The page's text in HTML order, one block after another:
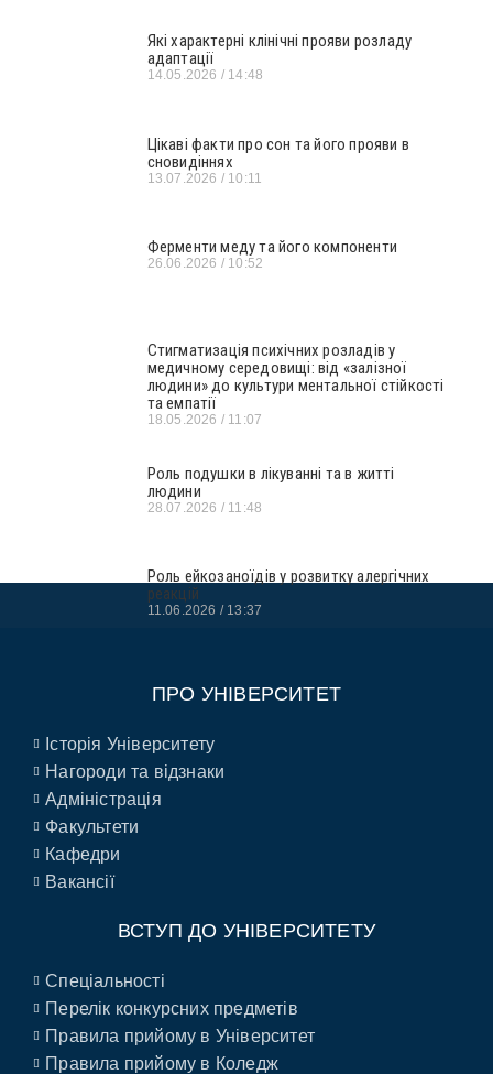
Які характерні клінічні прояви розладу
адаптації
14.05.2026 14:48
Цікаві факти про сон та його прояви в
сновидіннях
13.07.2026 10:11
Ферменти меду та його компоненти
26.06.2026 10:52
Стигматизація психічних розладів у
медичному середовищі: від «залізної
людини» до культури ментальної стійкості
та емпатії
18.05.2026 11:07
Роль подушки в лікуванні та в житті
людини
28.07.2026 11:48
Роль ейкозаноїдів у розвитку алергічних
реакцій
11.06.2026 13:37
ПРО УНІВЕРСИТЕТ
Історія Університету
Нагороди та відзнаки
Адміністрація
Факультети
Кафедри
Вакансії
ВСТУП ДО УНІВЕРСИТЕТУ
Спеціальності
Перелік конкурсних предметів
Правила прийому в Університет
Правила прийому в Коледж